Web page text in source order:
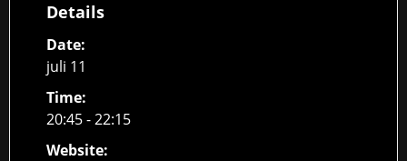
Details
Date:
juli 11
Time:
20:45 - 22:15
Website: